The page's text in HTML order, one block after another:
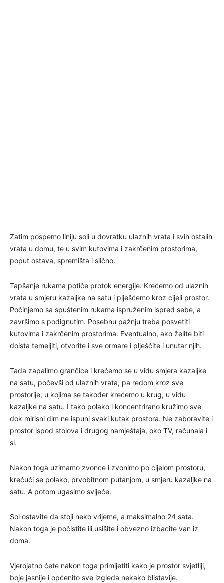
Zatim pospemo liniju soli u dovratku ulaznih vrata i svih ostalih
vrata u domu, te u svim kutovima i zakrčenim prostorima,
poput ostava, spremišta i slično.
Tapšanje rukama potiče protok energije. Krećemo od ulaznih
vrata u smjeru kazaljke na satu i plješćemo kroz cijeli prostor.
Počinjemo sa spuštenim rukama ispruženim ispred sebe, a
završimo s podignutim. Posebnu pažnju treba posvetiti
kutovima i zakrčenim prostorima. Eventualno, ako želite biti
doista temeljiti, otvorite i sve ormare i plješćite i unutar njih.
Tada zapalimo grančice i krećemo se u vidu smjera kazaljke
na satu, počevši od ulaznih vrata, pa redom kroz sve
prostorije, u kojima se također krećemo u krug, u vidu
kazaljke na satu. I tako polako i koncentrirano kružimo sve
dok mirisni dim ne ispuni svaki kutak prostora. Ne zaboravite i
prostor ispod stolova i drugog namještaja, oko TV, računala i
sl.
Nakon toga uzimamo zvonce i zvonimo po cijelom prostoru,
krećući se polako, prvobitnom putanjom, u smjeru kazaljke na
satu. A potom ugasimo svijeće.
Sol ostavite da stoji neko vrijeme, a maksimalno 24 sata.
Nakon toga je počistite ili usišite i obvezno izbacite van iz
doma.
Vjerojatno ćete nakon toga primijetiti kako je prostor svjetliji,
boje jasnije i općenito sve izgleda nekako blistavije.